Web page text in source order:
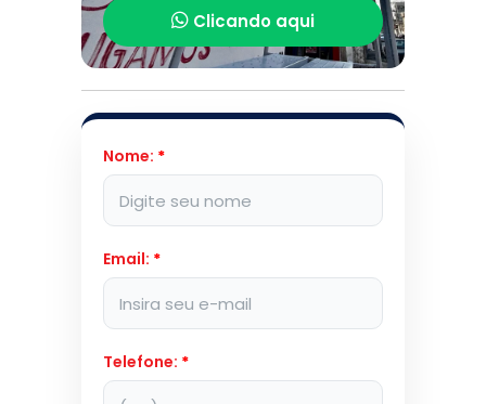
Clicando aqui
Nome: *
Email: *
Telefone: *